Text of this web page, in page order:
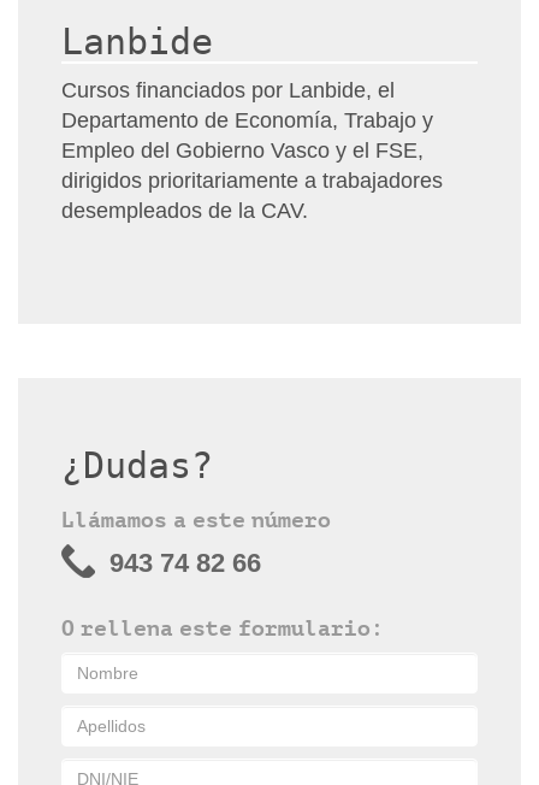
Lanbide
Cursos financiados por Lanbide, el
Departamento de Economía, Trabajo y
Empleo del Gobierno Vasco y el FSE,
dirigidos prioritariamente a trabajadores
desempleados de la CAV.
¿Dudas?
Llámamos a este número
943 74 82 66
O rellena este formulario: